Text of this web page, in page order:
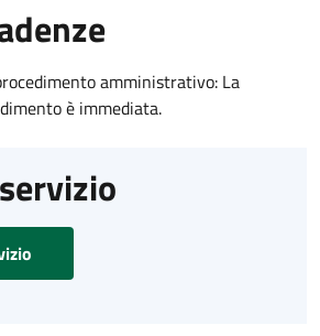
amministrativo: La
è immediata.